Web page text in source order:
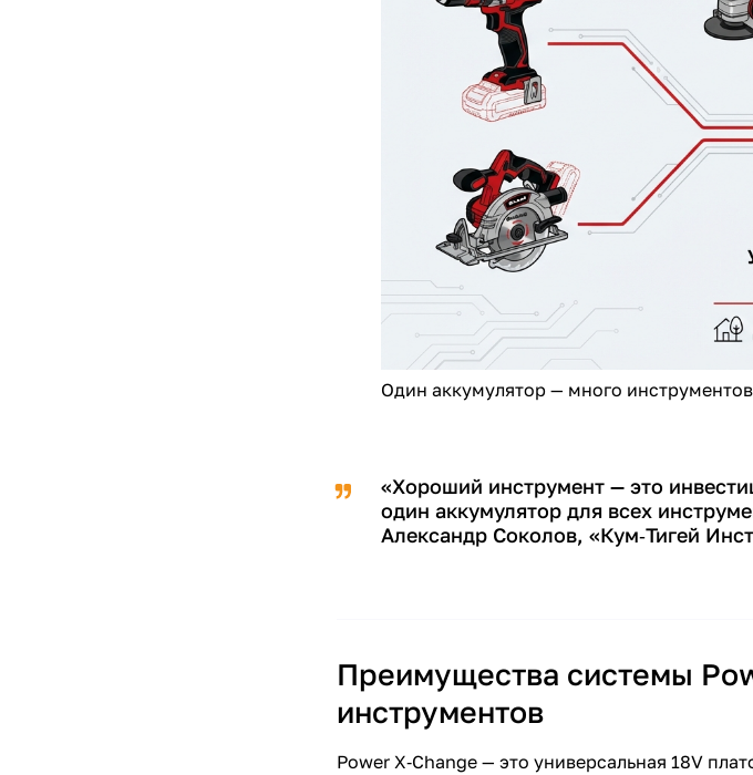
Один аккумулятор — много инструментов
«Хороший инструмент — это
один аккумулятор для всех
Александр Соколов, «Кум‑Тигей
Преимущества системы
инструментов
Power X‑Change — это универсальная 18V